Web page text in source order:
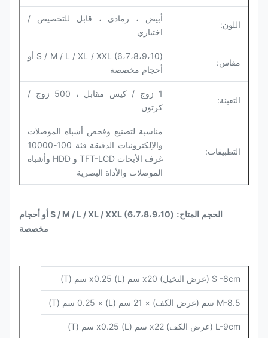
اللون:
أبيض ، رمادي ، قابل للتخصيص /
اختياري
مقاس:
S / M / L / XL / XXL (6،7،8،9،10) أو
أحجام مخصصة
التعبئة:
1 زوج / كيس مقابل ، 500 زوج /
كرتون
التطبيقات:
مناسبة لتصنيع وفحص أشباه الموصلات
والإلكترونيات الدقيقة فئة 100-10000
غرف الأبحاث TFT-LCD و HDD وأشباه
الموصلات والأداة البصرية
الحجم المتاح:
S / M / L / XL / XXL (6،7،8،9،10) أو أحجام
مخصصة
S -8cm (عرض النخيل) x20 سم (L) x0.25 سم (T)
M-8.5 سم (عرض الكف) × 21 سم (L) × 0.25 سم (T)
L-9cm (عرض الكف) x22 سم (L) x0.25 سم (T)